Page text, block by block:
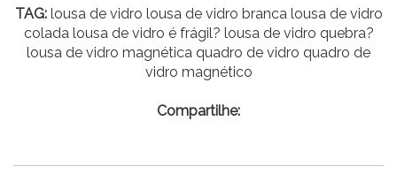
TAG:lousa de vidro lousa de vidro branca lousa de vidro
colada lousa de vidro é frágil? lousa de vidro quebra?
lousa de vidro magnética quadro de vidro quadro de
vidro magnético
Compartilhe: